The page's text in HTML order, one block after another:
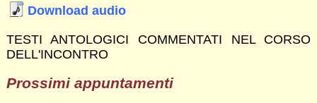
Download audio
TESTI ANTOLOGICI COMMENTATI NEL CORSO
DELL'INCONTRO
Prossimi appuntamenti